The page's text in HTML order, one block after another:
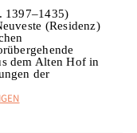
1397–1435)
(Residenz)
dem Alten Hof in
der